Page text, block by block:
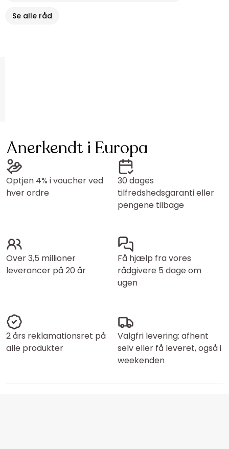
Se alle råd
Anerkendt i Europa
Optjen 4% i voucher ved
hver ordre
30 dages
tilfredshedsgaranti eller
pengene tilbage
Over 3,5 millioner
leverancer på 20 år
Få hjælp fra vores
rådgivere 5 dage om
ugen
2 års reklamationsret på
alle produkter
Valgfri levering: afhent
selv eller få leveret, også i
weekenden